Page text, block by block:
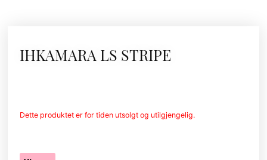
IHKAMARA LS STRIPE
Dette produktet er for tiden utsolgt og utilgjengelig.